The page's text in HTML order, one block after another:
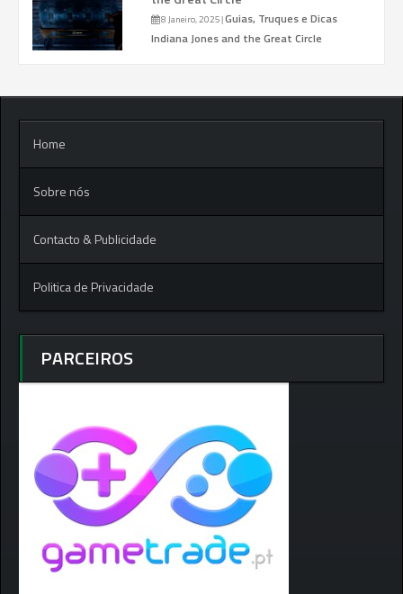
8 Janeiro, 2025|Guias, Truques e Dicas
Indiana Jones and the Great Circle
Home
Sobre nós
Contacto & Publicidade
Politica de Privacidade
PARCEIROS